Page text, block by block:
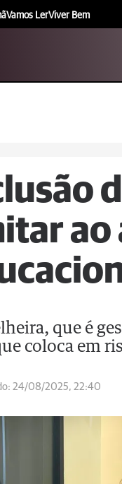
Vamos LerViver Bem
que é
coloca em
24/08/2025, 22:40